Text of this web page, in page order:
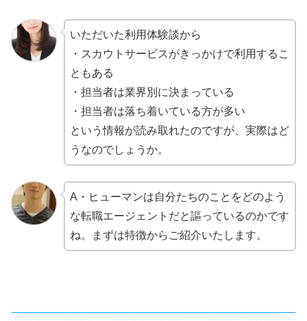
いただいた利用体験談から
・スカウトサービスがきっかけで利用するこ
ともある
・担当者は業界別に決まっている
・担当者は落ち着いている方が多い
という情報が読み取れたのですが、実際はど
うなのでしょうか。
A・ヒューマンは自分たちのことをどのよう
な転職エージェントだと謳っているのかです
ね。まずは特徴からご紹介いたします。